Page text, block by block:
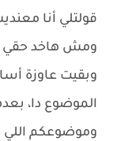
قولتلي أنا
ومش هاخد حقي
وبقيت عاوزة
الموضوع دا،
وموضوعكم